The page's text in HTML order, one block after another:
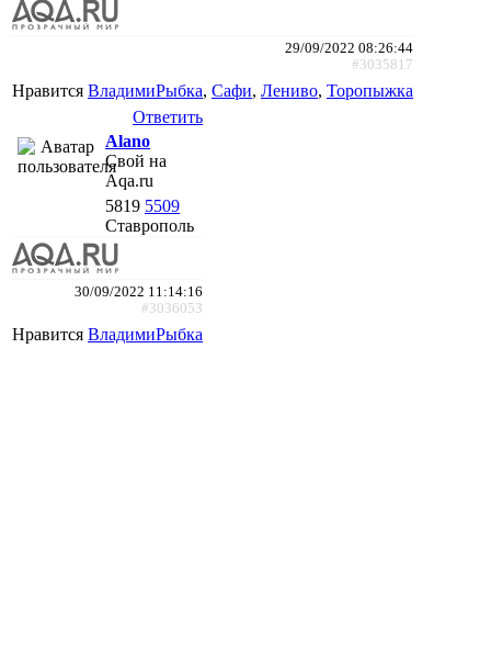
29/09/2022 08:26:44
#3035817
Нравится ВладимиРыбка, Сафи, Лениво, Торопыжка
Ответить
Alano
Свой на
Aqa.ru
5819 5509
Ставрополь
30/09/2022 11:14:16
#3036053
Нравится ВладимиРыбка